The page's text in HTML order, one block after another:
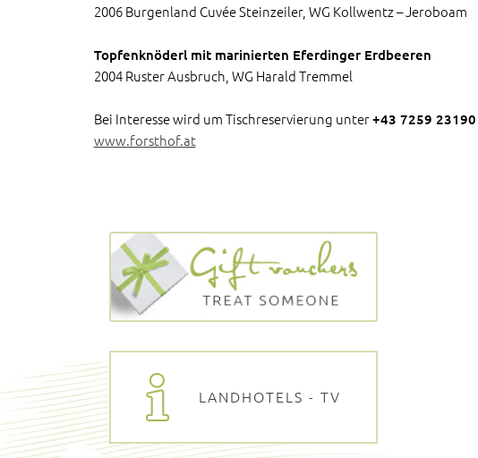
2006 Burgenland Cuvée Steinzeiler, WG Kollwentz – Jeroboam
Topfenknöderl mit marinierten Eferdinger Erdbeeren
2004 Ruster Ausbruch, WG Harald Tremmel
Bei Interesse wird um Tischreservierung unter+43 7259 23190
www.forsthof.at
LANDHOTELS - TV